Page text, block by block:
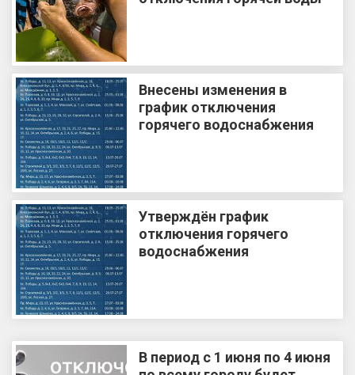
Внесены изменения в
график отключения
горячего водоснабжения
Утверждён график
отключения горячего
водоснабжения
В период с 1 июня по 4 июня